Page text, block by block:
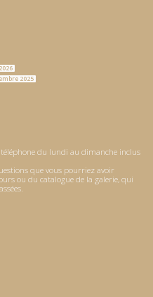
2025
du lundi au dimanche inclus
que vous pourriez avoir
ou du catalogue de la galerie, qui